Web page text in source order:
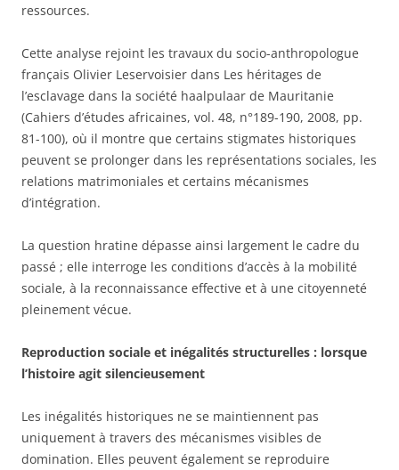
ressources.
Cette analyse rejoint les travaux du socio-anthropologue
français Olivier Leservoisier dans Les héritages de
l’esclavage dans la société haalpulaar de Mauritanie
(Cahiers d’études africaines, vol. 48, n°189-190, 2008, pp.
81-100), où il montre que certains stigmates historiques
peuvent se prolonger dans les représentations sociales, les
relations matrimoniales et certains mécanismes
d’intégration.
La question hratine dépasse ainsi largement le cadre du
passé ; elle interroge les conditions d’accès à la mobilité
sociale, à la reconnaissance effective et à une citoyenneté
pleinement vécue.
Reproduction sociale et inégalités structurelles : lorsque
l’histoire agit silencieusement
Les inégalités historiques ne se maintiennent pas
uniquement à travers des mécanismes visibles de
domination. Elles peuvent également se reproduire